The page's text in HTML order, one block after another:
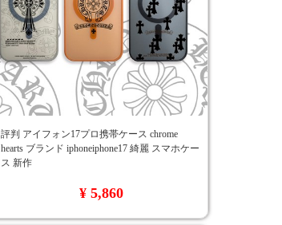
評判 アイフォン17プロ携帯ケース chrome
hearts ブランド iphoneiphone17 綺麗 スマホケー
ス 新作
¥ 5,860